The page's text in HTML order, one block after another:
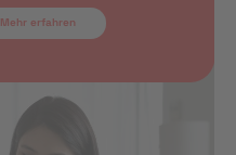
Mehr erfahren